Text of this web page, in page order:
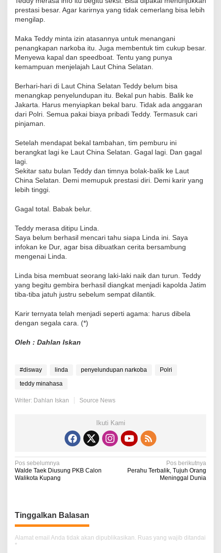
prestasi besar. Agar karirnya yang tidak cemerlang bisa lebih
mengilap.
Maka Teddy minta izin atasannya untuk menangani
penangkapan narkoba itu. Juga membentuk tim cukup besar.
Menyewa kapal dan speedboat. Tentu yang punya
kemampuan menjelajah Laut China Selatan.
Berhari-hari di Laut China Selatan Teddy belum bisa
menangkap penyelundupan itu. Bekal pun habis. Balik ke
Jakarta. Harus menyiapkan bekal baru. Tidak ada anggaran
dari Polri. Semua pakai biaya pribadi Teddy. Termasuk cari
pinjaman.
Setelah mendapat bekal tambahan, tim pemburu ini
berangkat lagi ke Laut China Selatan. Gagal lagi. Dan gagal
lagi.
Sekitar satu bulan Teddy dan timnya bolak-balik ke Laut
China Selatan. Demi memupuk prestasi diri. Demi karir yang
lebih tinggi.
Gagal total. Babak belur.
Teddy merasa ditipu Linda.
Saya belum berhasil mencari tahu siapa Linda ini. Saya
infokan ke Dur, agar bisa dibuatkan cerita bersambung
mengenai Linda.
Linda bisa membuat seorang laki-laki naik dan turun. Teddy
yang begitu gembira berhasil diangkat menjadi kapolda Jatim
tiba-tiba jatuh justru sebelum sempat dilantik.
Karir ternyata telah menjadi seperti agama: harus dibela
dengan segala cara. (*)
Oleh : Dahlan Iskan
#disway linda penyelundupan narkoba
Polri
teddy minahasa
Writer: Dahlan Iskan Source News
Ikuti Kami
N
a
i
g
a
s
Pos sebelumnya
Walde Taek Diusung PKB Calon
Walikota Kupang
Pos berikutnya
Perahu Terbalik, Tujuh Orang
Meninggal Dunia
Tinggalkan Balasan
Alamat email Anda tidak akan dipublikasikan. Ruas yang wajib ditandai
*